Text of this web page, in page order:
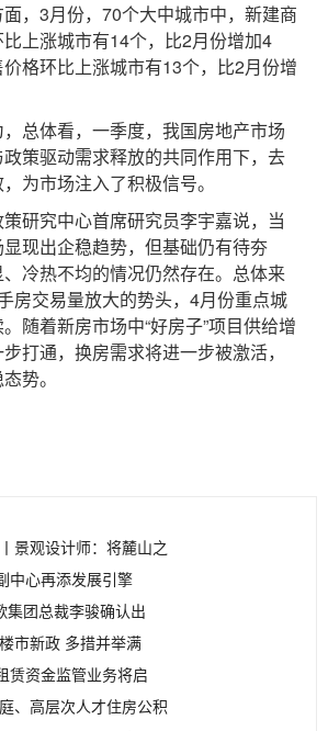
3月份，70个大中城市中，新建商
上涨城市有14个，比2月份增加4
格环比上涨城市有13个，比2月份增
体看，一季度，我国房地产市场
策驱动需求释放的共同作用下，去
为市场注入了积极信号。
究中心首席研究员李宇嘉说，当
现出企稳趋势，但基础仍有待夯
冷热不均的情况仍然存在。总体来
房交易量放大的势头，4月份重点城
随着新房市场中“好房子”项目供给增
打通，换房需求将进一步被激活，
势。
景观设计师：将麓山之
中心再添发展引擎
集团总裁李骏确认出
市新政 多措并举满
赁资金监管业务将启
、高层次人才住房公积